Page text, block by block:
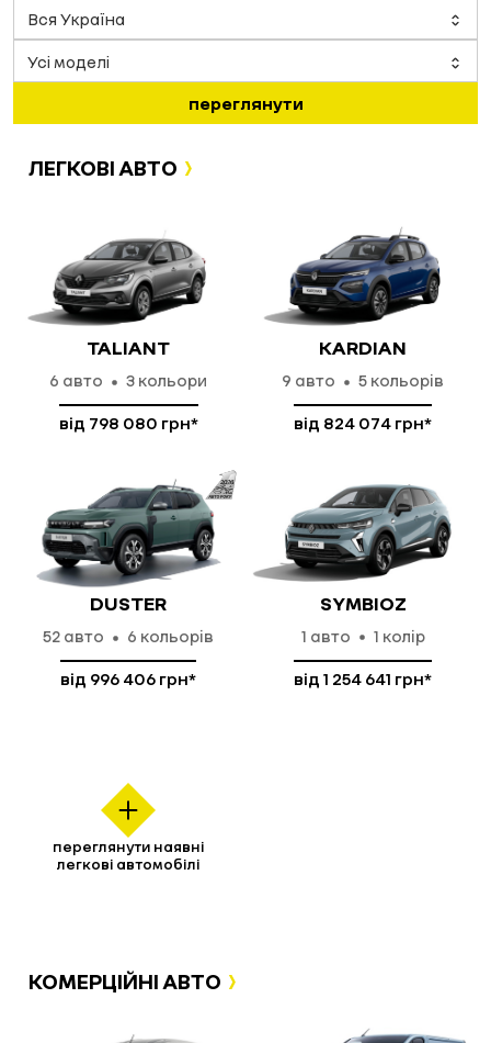
Вся Україна
Усі моделі
переглянути
ЛЕГКОВІ АВТО
TALIANT
6 авто 3 кольори
від 798 080 грн*
KARDIAN
9 авто 5 кольорів
від 824 074 грн*
DUSTER
52 авто 6 кольорів
від 996 406 грн*
SYMBIOZ
1 авто 1 колір
від 1 254 641 грн*
переглянути наявні
легкові автомобілі
КОМЕРЦІЙНІ АВТО